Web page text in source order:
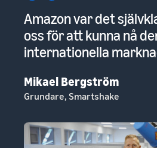
Amazon var det
oss för att kunna nå
internationella
Mikael Bergström
Grundare, Smartshake